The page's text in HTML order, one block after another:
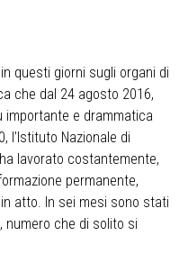
questi giorni sugli organi di
che dal 24 agosto 2016,
importante e drammatica
l’Istituto Nazionale di
lavorato costantemente,
permanente,
atto. In sei mesi sono stati
numero che di solito si